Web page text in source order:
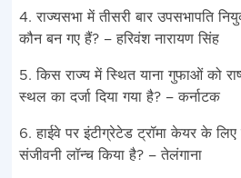
4. राज्यसभा में तीसरी बार उपसभापति
कौन बन गए हैं? – हरिवंश नारायण सिंह
5. किस राज्य में स्थित याना गुफाओं को
स्थल का दर्जा दिया गया है? – कर्नाटक
6. हाईवे पर इंटीग्रेटेड ट्रॉमा केयर के
संजीवनी लॉन्च किया है? – तेलंगाना